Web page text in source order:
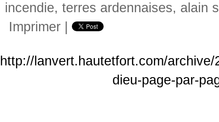
incendie, terres ardennaises, alain
Imprimer
http://lanvert.hautetfort.com/
dieu-page-par-